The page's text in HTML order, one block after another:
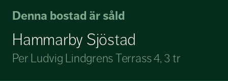
Denna bostad är såld
Per Ludvig Lindgrens Terrass 4, 3 tr
Hammarby Sjöstad